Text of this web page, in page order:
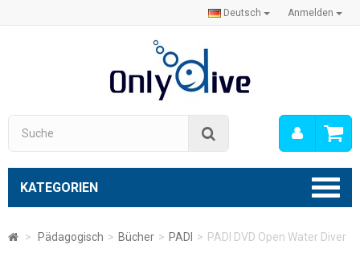
Anmelden
Deutsch
Mein
Konto
KATEGORIEN
> Pädagogisch > Bücher > PADI > PADI DVD Open Water Diver